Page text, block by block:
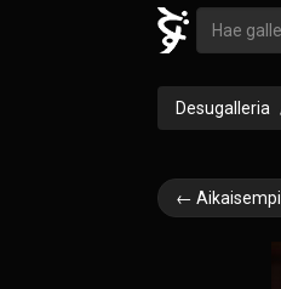
Desugalleria
← Aikaisempi